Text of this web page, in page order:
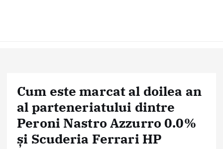
Cum este marcat al doilea an
al parteneriatului dintre
Peroni Nastro Azzurro 0.0%
și Scuderia Ferrari HP